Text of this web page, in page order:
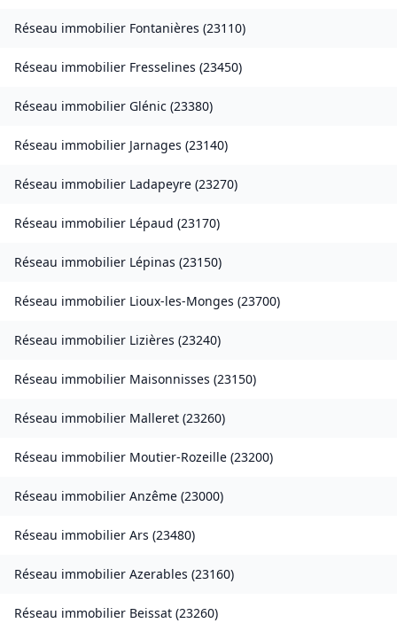
Réseau immobilier Fontanières (23110)
Réseau immobilier Fresselines (23450)
Réseau immobilier Glénic (23380)
Réseau immobilier Jarnages (23140)
Réseau immobilier Ladapeyre (23270)
Réseau immobilier Lépaud (23170)
Réseau immobilier Lépinas (23150)
Réseau immobilier Lioux-les-Monges (23700)
Réseau immobilier Lizières (23240)
Réseau immobilier Maisonnisses (23150)
Réseau immobilier Malleret (23260)
Réseau immobilier Moutier-Rozeille (23200)
Réseau immobilier Anzême (23000)
Réseau immobilier Ars (23480)
Réseau immobilier Azerables (23160)
Réseau immobilier Beissat (23260)